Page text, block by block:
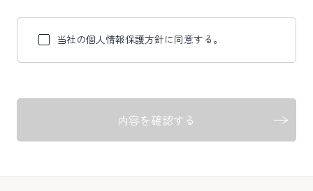
当社の個人情報保護方針に同意する。